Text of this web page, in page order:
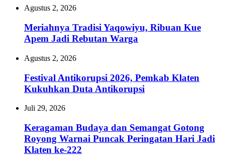
Agustus 2, 2026
Meriahnya Tradisi Yaqowiyu, Ribuan Kue
Apem Jadi Rebutan Warga
Agustus 2, 2026
Festival Antikorupsi 2026, Pemkab Klaten
Kukuhkan Duta Antikorupsi
Juli 29, 2026
Keragaman Budaya dan Semangat Gotong
Royong Warnai Puncak Peringatan Hari Jadi
Klaten ke-222